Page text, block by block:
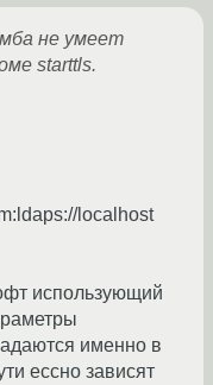
не умеет
starttls.
localhost
использующий
именно в
ессно зависят